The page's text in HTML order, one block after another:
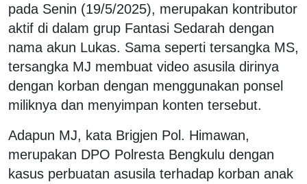
pada Senin (19/5/2025), merupakan kontributor
aktif di dalam grup Fantasi Sedarah dengan
nama akun Lukas. Sama seperti tersangka MS,
tersangka MJ membuat video asusila dirinya
dengan korban dengan menggunakan ponsel
miliknya dan menyimpan konten tersebut.
Adapun MJ, kata Brigjen Pol. Himawan,
merupakan DPO Polresta Bengkulu dengan
kasus perbuatan asusila terhadap korban anak